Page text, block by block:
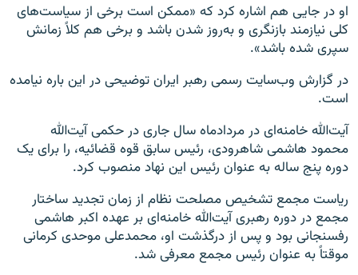
او در جایی هم اشاره کرد که «ممکن است برخی از سیاست‌های
کلی نیازمند بازنگری و به‌روز شدن باشد و برخی هم کلاً زمانش
سپری شده باشد».
در گزارش وب‌سایت رسمی رهبر ایران توضیحی در این باره نیامده
است.
آیت‌الله خامنه‌ای در مردادماه سال جاری در حکمی آیت‌الله
محمود هاشمی شاهرودی، رئیس سابق قوه قضائیه، را برای یک
دوره پنج ساله به عنوان رئیس این نهاد منصوب کرد.
ریاست مجمع تشخیص مصلحت ‌نظام از زمان تجدید ساختار
مجمع در دوره رهبری آیت‌الله خامنه‌ای بر عهده اکبر هاشمی‌
رفسنجانی بود و پس از درگذشت او، محمدعلی موحدی‌ کرمانی
موقتاً به عنوان رئیس مجمع معرفی شد.